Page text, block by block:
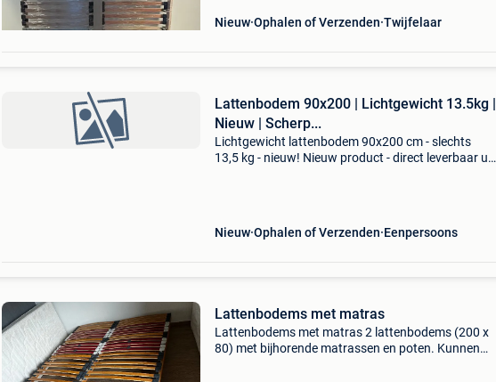
Nieuw Ophalen of Verzenden Twijfelaar
Lattenbodem 90x200 | Lichtgewicht 13.5kg |
Nieuw | Scherp...
Lichtgewicht lattenbodem 90x200 cm - slechts
13,5 kg - nieuw! Nieuw product - direct leverbaar uit
Nieuw Ophalen of Verzenden Eenpersoons
Lattenbodems met matras
Lattenbodems met matras 2 lattenbodems (200 x
80) met bijhorende matrassen en poten. Kunnen